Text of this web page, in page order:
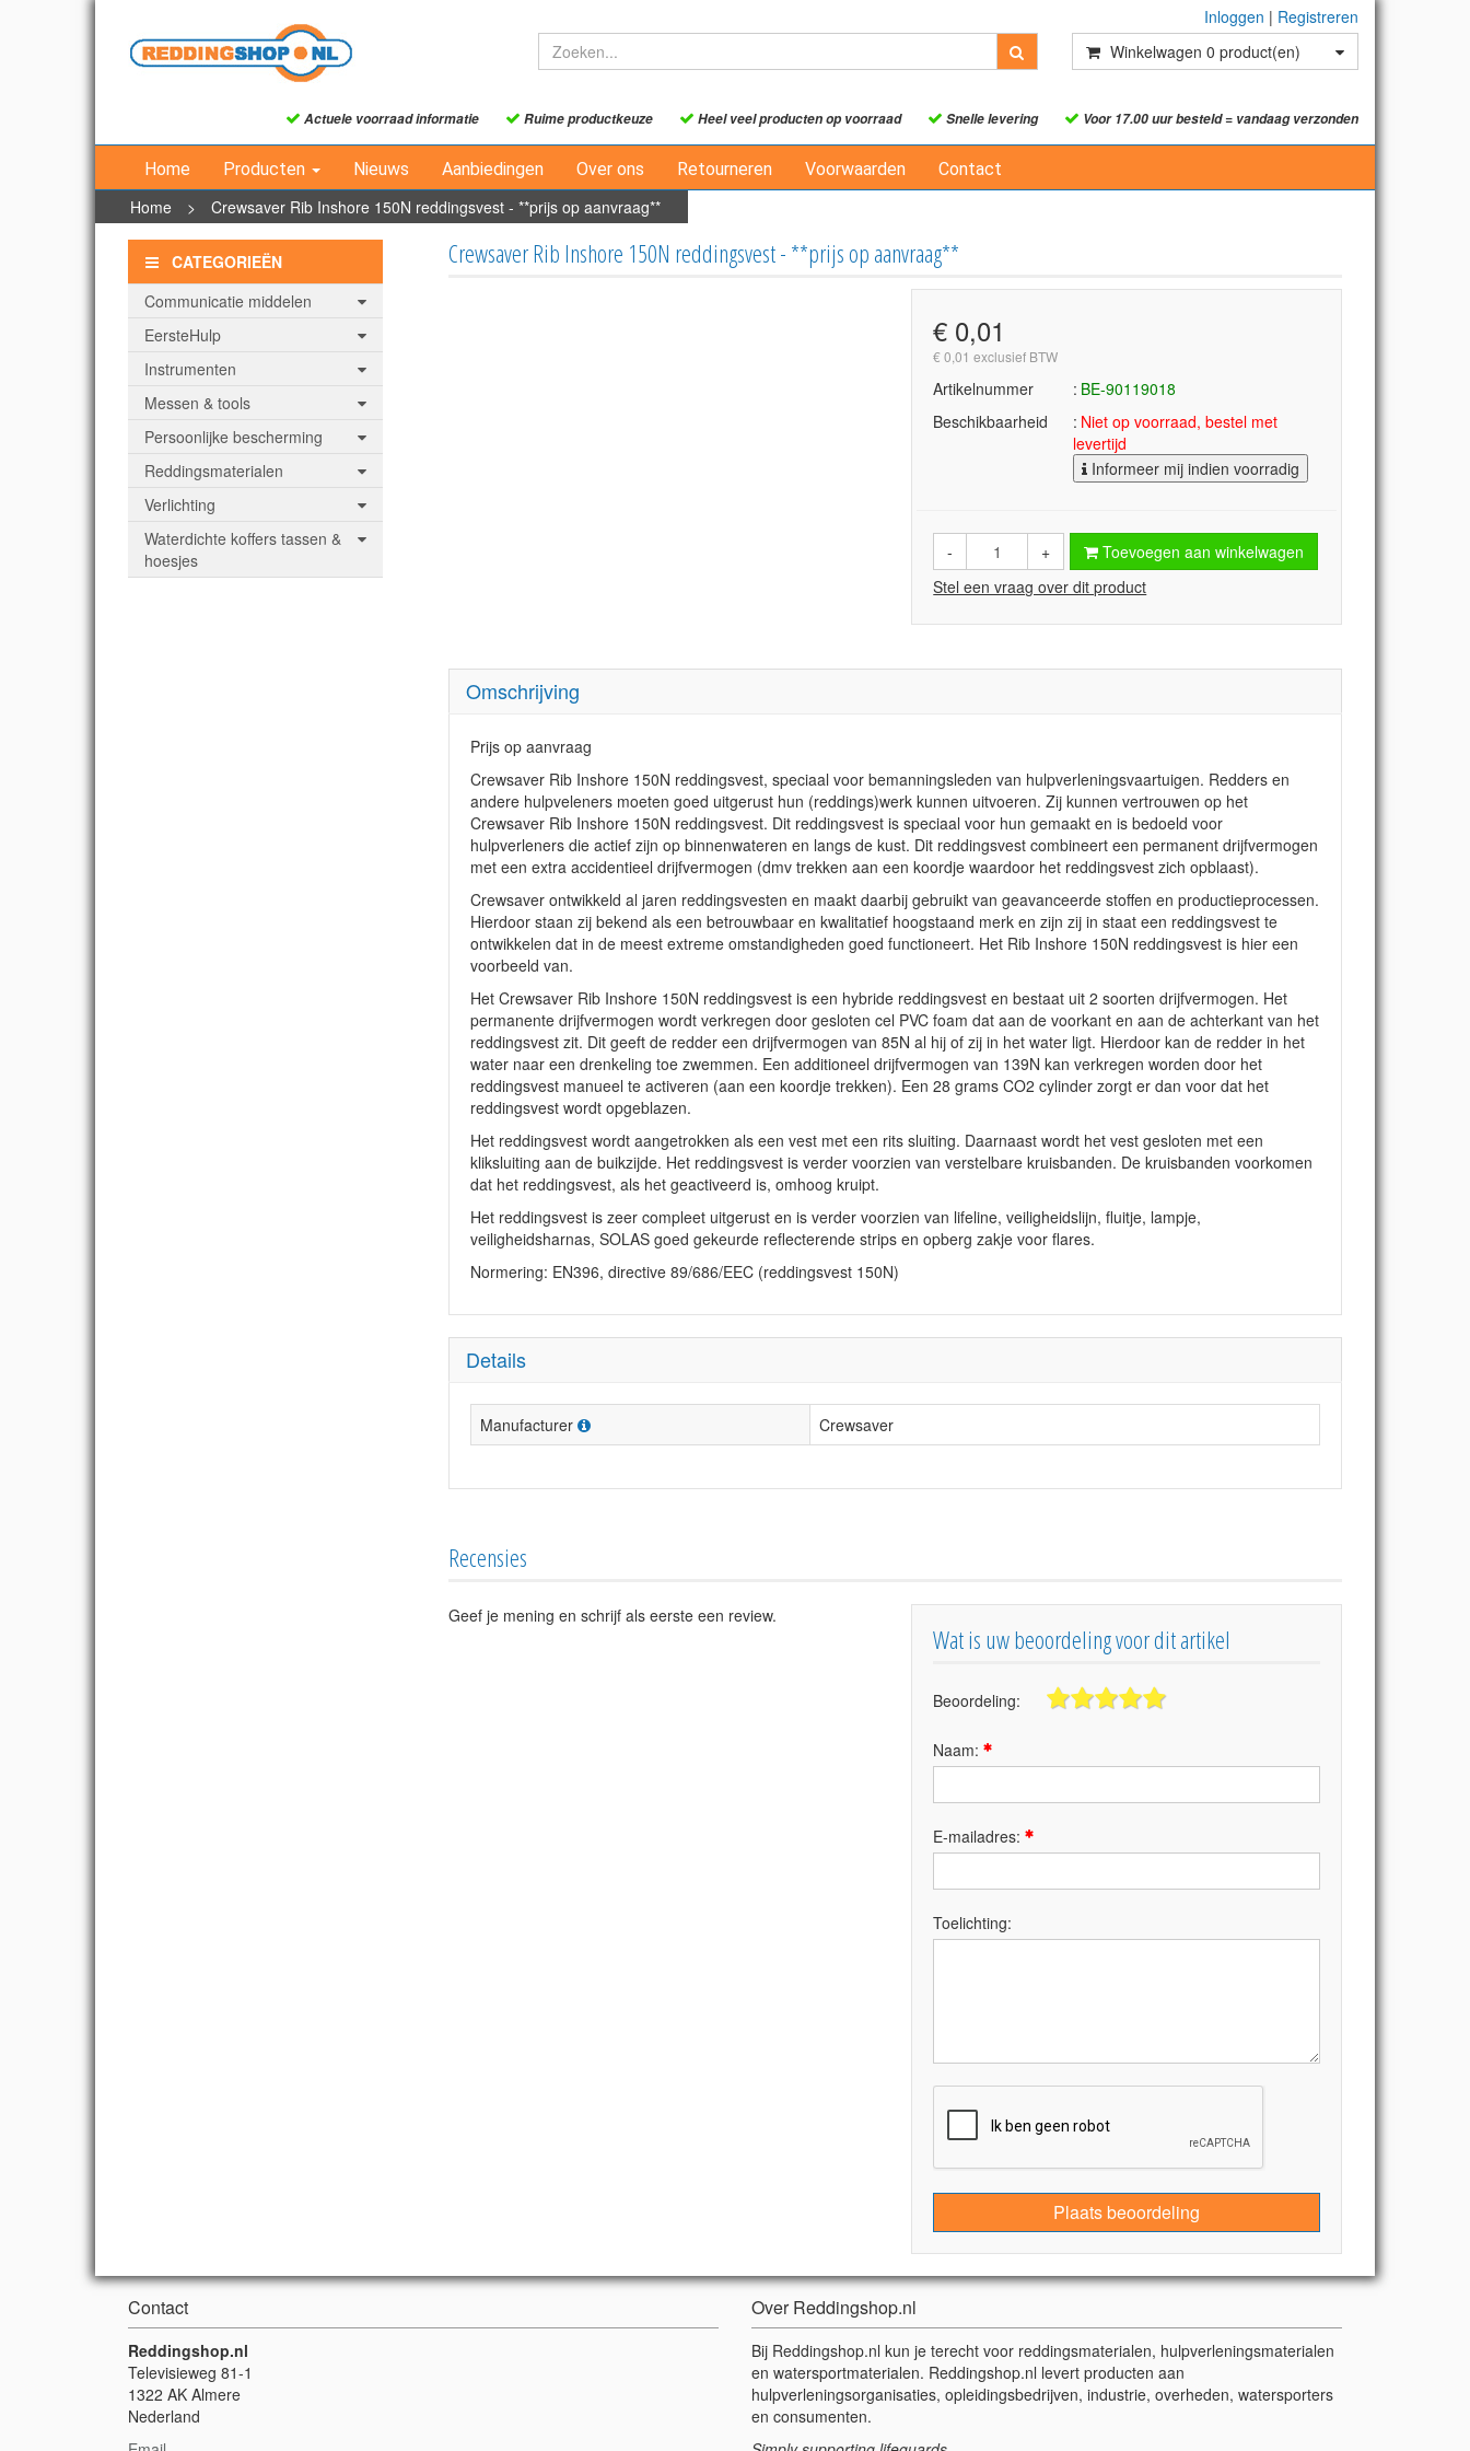
Inloggen | Registreren
Winkelwagen 0 product(en)
Actuele voorraad informatie Ruime productkeuze Heel veel producten op voorraad Snelle levering Voor 17.00 uur besteld = vandaag verzonden
Home Producten Nieuws Aanbiedingen Over ons Retourneren Voorwaarden Contact
Home > Crewsaver Rib Inshore 150N reddingsvest - **prijs op aanvraag**
CATEGORIEËN
Communicatie middelen
EersteHulp
Instrumenten
Messen & tools
Persoonlijke bescherming
Reddingsmaterialen
Verlichting
Waterdichte koffers tassen &
hoesjes
Crewsaver Rib Inshore 150N reddingsvest - **prijs op aanvraag**
€ 0,01
€ 0,01 exclusief BTW
Artikelnummer
BE-90119018
Beschikbaarheid
Niet op voorraad, bestel met
levertijd
Informeer mij indien voorradig
- +
Toevoegen aan winkelwagen
Stel een vraag over dit product
Omschrijving
Prijs op aanvraag
Crewsaver Rib Inshore 150N reddingsvest, speciaal voor bemanningsleden van hulpverleningsvaartuigen. Redders en
andere hulpveleners moeten goed uitgerust hun (reddings)werk kunnen uitvoeren. Zij kunnen vertrouwen op het
Crewsaver Rib Inshore 150N reddingsvest. Dit reddingsvest is speciaal voor hun gemaakt en is bedoeld voor
hulpverleners die actief zijn op binnenwateren en langs de kust. Dit reddingsvest combineert een permanent drijfvermogen
met een extra accidentieel drijfvermogen (dmv trekken aan een koordje waardoor het reddingsvest zich opblaast).
Crewsaver ontwikkeld al jaren reddingsvesten en maakt daarbij gebruikt van geavanceerde stoffen en productieprocessen.
Hierdoor staan zij bekend als een betrouwbaar en kwalitatief hoogstaand merk en zijn zij in staat een reddingsvest te
ontwikkelen dat in de meest extreme omstandigheden goed functioneert. Het Rib Inshore 150N reddingsvest is hier een
voorbeeld van.
Het Crewsaver Rib Inshore 150N reddingsvest is een hybride reddingsvest en bestaat uit 2 soorten drijfvermogen. Het
permanente drijfvermogen wordt verkregen door gesloten cel PVC foam dat aan de voorkant en aan de achterkant van het
reddingsvest zit. Dit geeft de redder een drijfvermogen van 85N al hij of zij in het water ligt. Hierdoor kan de redder in het
water naar een drenkeling toe zwemmen. Een additioneel drijfvermogen van 139N kan verkregen worden door het
reddingsvest manueel te activeren (aan een koordje trekken). Een 28 grams CO2 cylinder zorgt er dan voor dat het
reddingsvest wordt opgeblazen.
Het reddingsvest wordt aangetrokken als een vest met een rits sluiting. Daarnaast wordt het vest gesloten met een
kliksluiting aan de buikzijde. Het reddingsvest is verder voorzien van verstelbare kruisbanden. De kruisbanden voorkomen
dat het reddingsvest, als het geactiveerd is, omhoog kruipt.
Het reddingsvest is zeer compleet uitgerust en is verder voorzien van lifeline, veiligheidslijn, fluitje, lampje,
veiligheidsharnas, SOLAS goed gekeurde reflecterende strips en opberg zakje voor flares.
Normering: EN396, directive 89/686/EEC (reddingsvest 150N)
Details
Manufacturer Crewsaver
Recensies
Geef je mening en schrijf als eerste een review.
Wat is uw beoordeling voor dit artikel
Beoordeling:
Naam:
E-mailadres:
Toelichting:
Plaats beoordeling
Contact
Reddingshop.nl
Televisieweg 81-1
1322 AK Almere
Nederland
Over Reddingshop.nl
Bij Reddingshop.nl kun je terecht voor reddingsmaterialen, hulpverleningsmaterialen
en watersportmaterialen. Reddingshop.nl levert producten aan
hulpverleningsorganisaties, opleidingsbedrijven, industrie, overheden, watersporters
en consumenten.